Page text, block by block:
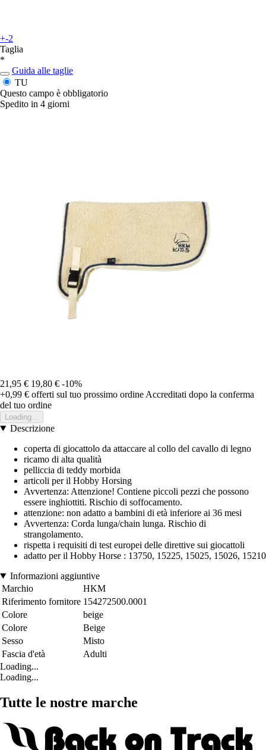
+-2
Taglia
*
Guida alle taglie
TU
Questo campo è obbligatorio
Spedito in 4 giorni
21,95 € 19,80 € -10%
+0,99 € offerti sul tuo prossimo ordine Accreditati dopo la conferma
del tuo ordine
Loading...
Descrizione
coperta di giocattolo da attaccare al collo del cavallo di legno
ricamo di alta qualità
pelliccia di teddy morbida
articoli per il Hobby Horsing
Avvertenza: Attenzione! Contiene piccoli pezzi che possono
essere inghiottiti. Rischio di soffocamento.
attenzione: non adatto a bambini di età inferiore ai 36 mesi
Avvertenza: Corda lunga/chain lunga. Rischio di
strangolamento.
rispetta i requisiti di test europei delle direttive sui giocattoli
adatto per il Hobby Horse : 13750, 15225, 15025, 15026, 15210
Informazioni aggiuntive
Marchio
HKM
Riferimento fornitore 154272500.0001
Colore
beige
Colore
Beige
Sesso
Misto
Fascia d'età
Adulti
Loading...
Loading...
Tutte le nostre marche